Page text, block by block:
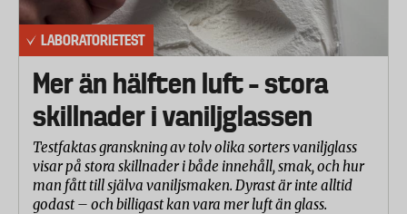
LABORATORIETEST
Mer än hälften luft – stora
skillnader i vaniljglassen
Testfaktas granskning av tolv olika sorters vaniljglass
visar på stora skillnader i både innehåll, smak, och hur
man fått till själva vaniljsmaken. Dyrast är inte alltid
godast – och billigast kan vara mer luft än glass.